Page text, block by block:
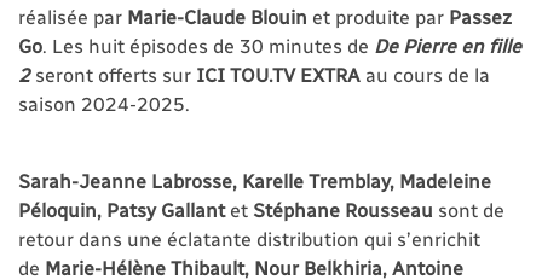
réalisée par Marie-Claude Blouin et produite par Passez
Go . Les huit épisodes de 30 minutes de De Pierre en fille
2 seront offerts sur ICI TOU.TV EXTRA au cours de la
saison 2024-2025.
Sarah-Jeanne Labrosse, Karelle Tremblay, Madeleine
Péloquin, Patsy Gallant et Stéphane Rousseau sont de
retour dans une éclatante distribution qui s’enrichit
de Marie-Hélène Thibault, Nour Belkhiria, Antoine